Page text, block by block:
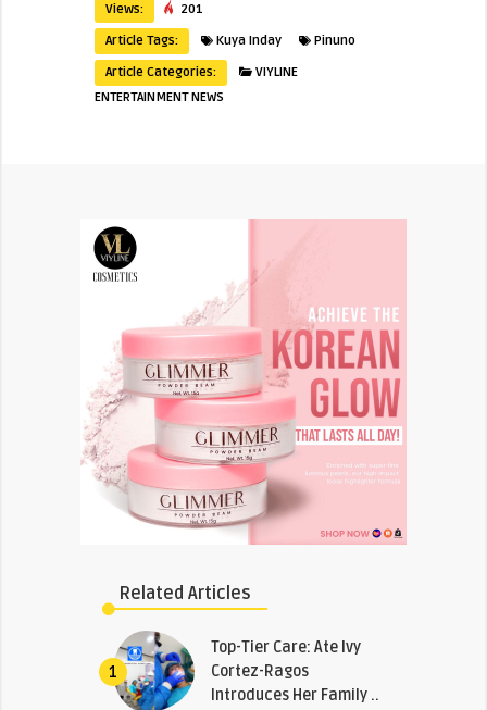
Views:
201
Article Tags:
Kuya Inday
Pinuno
Article Categories:
VIYLINE
ENTERTAINMENT NEWS
Related Articles
1
Top-Tier Care: Ate Ivy
Cortez-Ragos
Introduces Her Family ..